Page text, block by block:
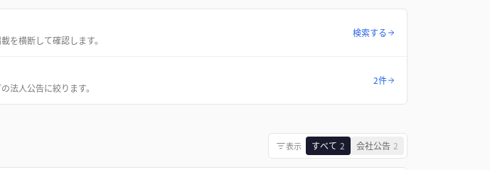
を横断して確認します。
検索する
法人公告に絞ります。
2件
表示 すべて 2 会社公告 2